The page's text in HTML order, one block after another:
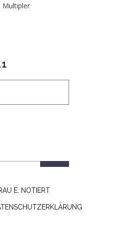
Multipler
E. NOTIERT